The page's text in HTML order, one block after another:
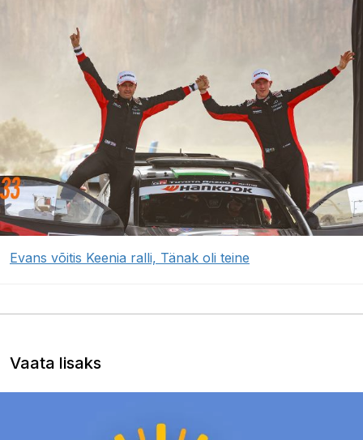
Evans võitis Keenia ralli, Tänak oli teine
Vaata lisaks